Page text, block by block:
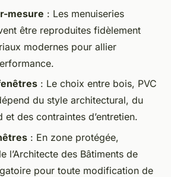
mesure : Les menuiseries
être reproduites fidèlement
modernes pour allier
: Le choix entre bois, PVC
du style architectural, du
et des contraintes d’entretien.
: En zone protégée,
l’Architecte des Bâtiments de
pour toute modification de